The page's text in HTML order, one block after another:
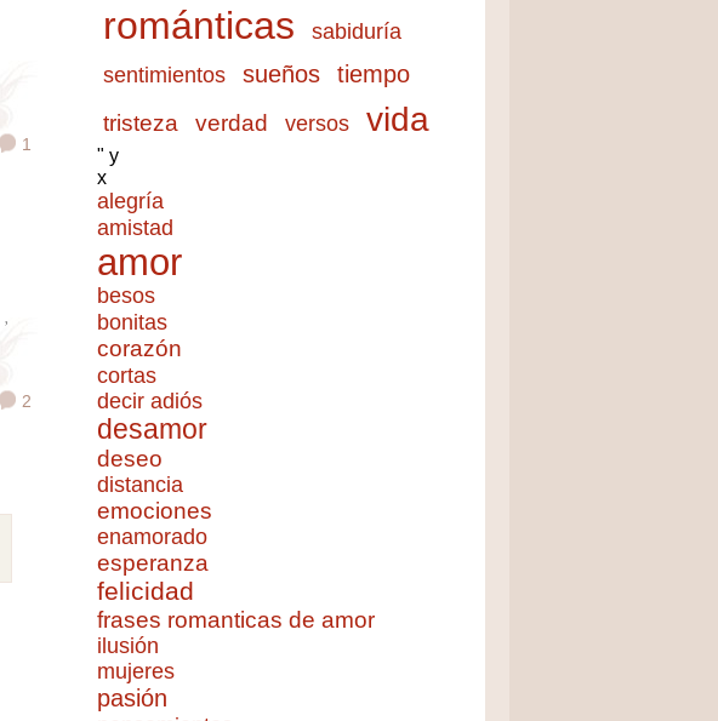
1
,
2
románticas
sabiduría
sentimientos
sueños tiempo
tristeza verdad versos vida
" y
x
alegría
amistad
amor
besos
bonitas
corazón
cortas
decir adiós
desamor
deseo
distancia
emociones
enamorado
esperanza
felicidad
frases romanticas de amor
ilusión
mujeres
pasión